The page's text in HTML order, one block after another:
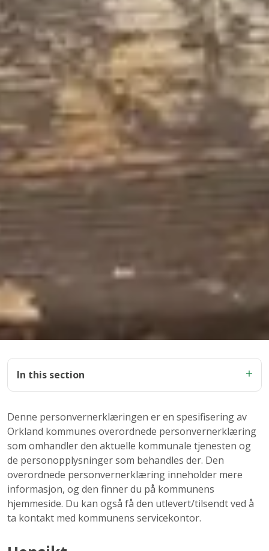
In this section
Denne personvernerklæringen er en spesifisering av
Orkland kommunes overordnede personvernerklæring
som omhandler den aktuelle kommunale tjenesten og
de personopplysninger som behandles der. Den
overordnede personvernerklæring inneholder mere
informasjon, og den finner du på kommunens
hjemmeside. Du kan også få den utlevert/tilsendt ved å
ta kontakt med kommunens servicekontor.